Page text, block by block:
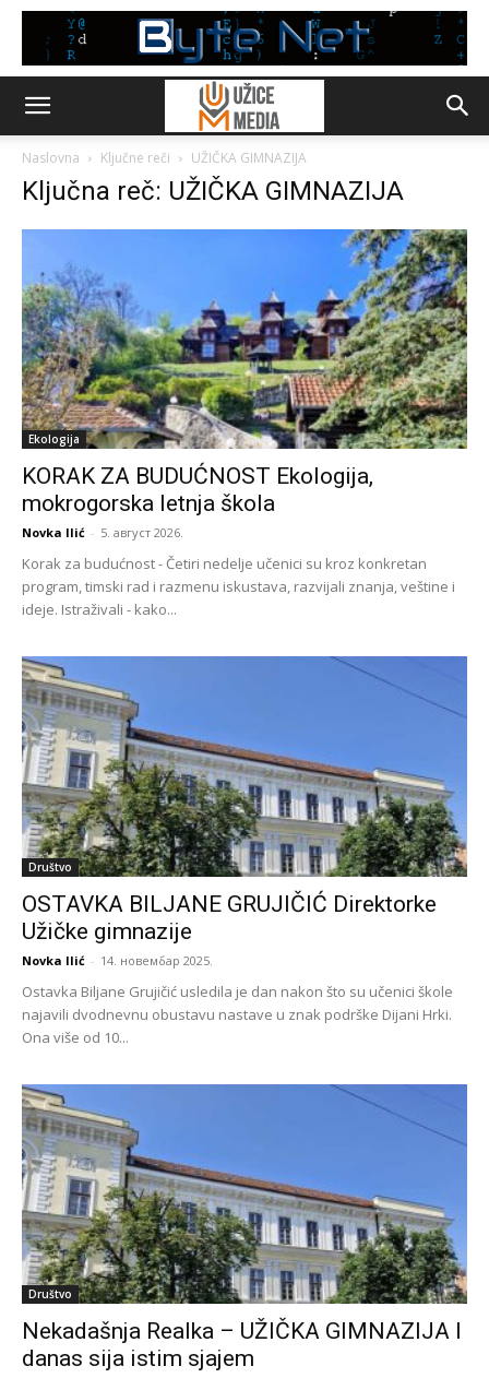
Naslovna Ključne reči UŽIČKA GIMNAZIJA
Ključna reč: UŽIČKA GIMNAZIJA
Ekologija
KORAK ZA BUDUĆNOST Ekologija,
mokrogorska letnja škola
Novka Ilić - 5. август 2026.
Korak za budućnost - Četiri nedelje učenici su kroz konkretan
program, timski rad i razmenu iskustava, razvijali znanja, veštine i
ideje. Istraživali - kako...
Društvo
OSTAVKA BILJANE GRUJIČIĆ Direktorke
Užičke gimnazije
Novka Ilić - 14. новембар 2025.
Ostavka Biljane Grujičić usledila je dan nakon što su učenici škole
najavili dvodnevnu obustavu nastave u znak podrške Dijani Hrki.
Ona više od 10...
Društvo
Nekadašnja Realka – UŽIČKA GIMNAZIJA I
danas sija istim sjajem